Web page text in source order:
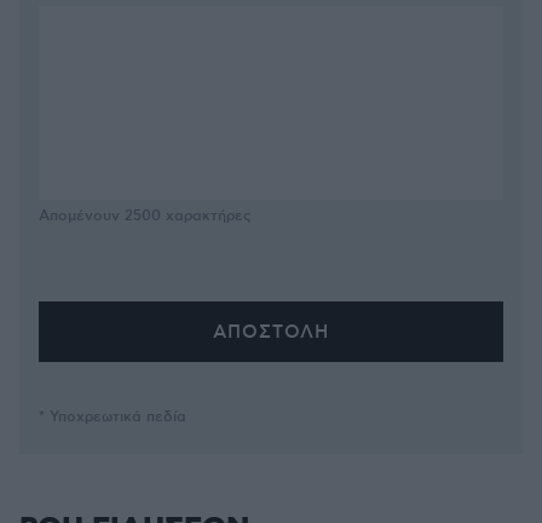
Απομένουν 2500 χαρακτήρες
* Υποχρεωτικά πεδία